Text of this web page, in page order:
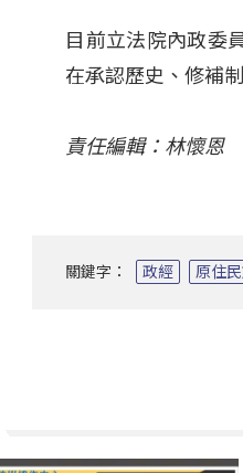
目前立法院內政委
在承認歷史、修補
責任編輯：林懷恩
關鍵字： 政經 原住